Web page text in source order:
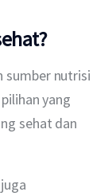
sumber nutrisi
yang
sehat dan